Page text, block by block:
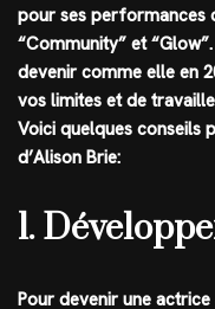
pour ses performances
“Community” et
devenir comme elle en
vos limites et de
Voici quelques conseils
d’Alison Brie:
1.
Pour devenir une